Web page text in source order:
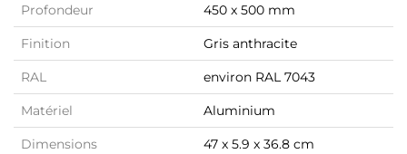
Profondeur 450 x 500 mm
Finition Gris anthracite
RAL environ RAL 7043
Matériel Aluminium
Dimensions 47 x 5.9 x 36.8 cm